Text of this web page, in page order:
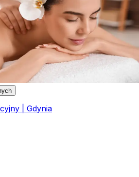
| Gdynia